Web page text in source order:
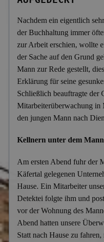
Preise
Über
Nachdem ein eigentlich
der Buchhaltung immer
zur Arbeit erschien, wollte
der Sache auf den Grund
Mann zur Rede gestellt,
Erklärung für seine
Schließlich beauftragte der
Mitarbeiterüberwachung in
den jungen Mann nach
Kellnern unter dem
Am ersten Abend fuhr der
Käfertal gelegenen
Hause. Ein Mitarbeiter
Detektei folgte ihm und
vor der Wohnung des
Abend hatten unsere
Statt nach Hause zu